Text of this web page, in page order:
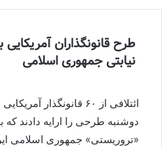
طرح قانونگذاران
نیابتی جمهوری اسلامی
ائتلافی از ۶۰ قانونگذار
«تروریستی» جمهوری اسلامی